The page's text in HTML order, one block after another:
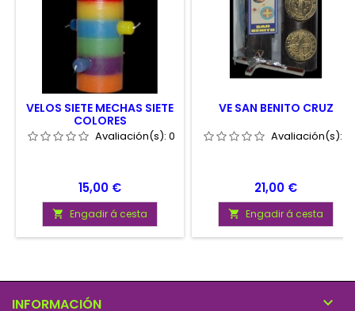
VELOS SIETE MECHAS SIETE
COLORES
Avaliación(s): 0
Prezo
15,00 €
 Engadir á cesta
VE SAN BENITO CRUZ
Avaliación(s):
Prezo
21,00 €
 Engadir á cesta
INFORMACIÓN 